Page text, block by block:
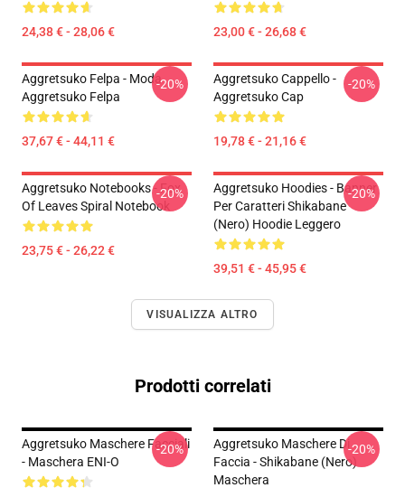
24,38 € - 28,06 € 23,00 € - 26,68 €
Aggretsuko Felpa - Moda
Aggretsuko Felpa
37,67 € - 44,11 €
-20%
Aggretsuko Cappello -
Aggretsuko Cap
19,78 € - 21,16 €
-20%
Aggretsuko Notebooks - Fox
Of Leaves Spiral Notebook
23,75 € - 26,22 €
-20%
Aggretsuko Hoodies - Banner
Per Caratteri Shikabane
(nero) Hoodie Leggero
39,51 € - 45,95 €
-20%
VISUALIZZA ALTRO
Prodotti correlati
Aggretsuko Maschere Facciali
- Maschera ENI-O
-20%
Aggretsuko Maschere Di
Faccia - Shikabane (nero)
Maschera
-20%